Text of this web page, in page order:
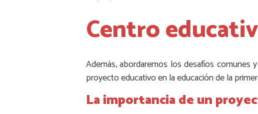
Centro
Además, abordaremos los desafíos
proyecto educativo en la educación de la
La importancia de un